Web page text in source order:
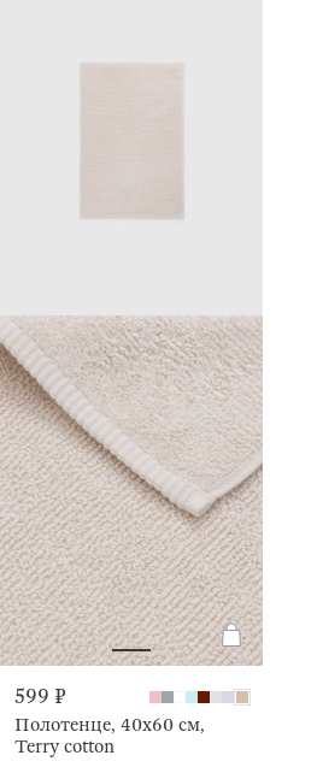
599 ₽
Полотенце, 40х60 см,
Terry cotton